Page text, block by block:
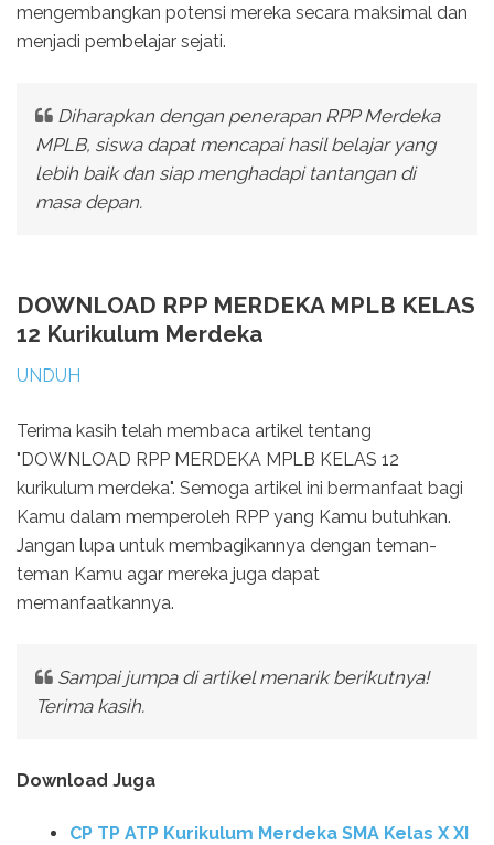
mengembangkan potensi mereka secara maksimal dan
menjadi pembelajar sejati.
Diharapkan dengan penerapan RPP Merdeka
MPLB, siswa dapat mencapai hasil belajar yang
lebih baik dan siap menghadapi tantangan di
masa depan.
DOWNLOAD RPP MERDEKA MPLB KELAS
12 Kurikulum Merdeka
UNDUH
Terima kasih telah membaca artikel tentang
"DOWNLOAD RPP MERDEKA MPLB KELAS 12
kurikulum merdeka". Semoga artikel ini bermanfaat bagi
Kamu dalam memperoleh RPP yang Kamu butuhkan.
Jangan lupa untuk membagikannya dengan teman-
teman Kamu agar mereka juga dapat
memanfaatkannya.
Sampai jumpa di artikel menarik berikutnya!
Terima kasih.
Download Juga
CP TP ATP Kurikulum Merdeka SMA Kelas X XI